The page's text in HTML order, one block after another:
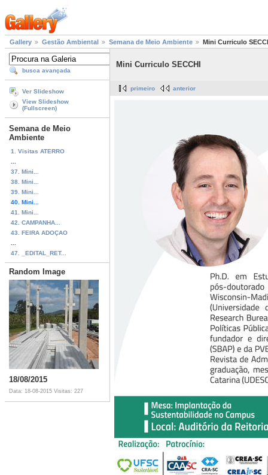
Gallery Gestão Ambiental Semana de Meio Ambiente Mini Curriculo
busca avançada
Ver Slideshow
View Slideshow
(Fullscreen)
Semana de Meio
Ambiente
1. Visitas ATERRO
37. Mini...
38. Mini...
39. Mini...
40. Mini...
41. Mini...
42. CAMPANHA...
43. FEIRA ADOÇAO
47. _EDITAL_RET...
Random Image
18/08/2015
Data: 18-08-2015 Visitas: 227
Mini Curriculo SECCHI
primeiro anterior